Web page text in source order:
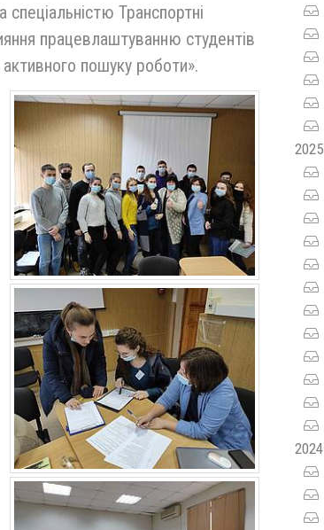
Транспортні
працевлаштуванню студентів
пошуку роботи».
2025
2024